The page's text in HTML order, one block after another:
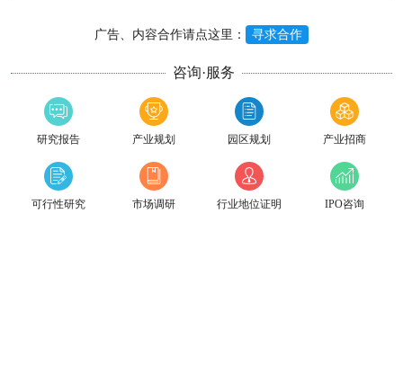
广告、内容合作请点这里： 寻求合作
咨询·服务
研究报告 产业规划 园区规划 产业招商
可行性研究 市场调研 行业地位证明 IPO咨询